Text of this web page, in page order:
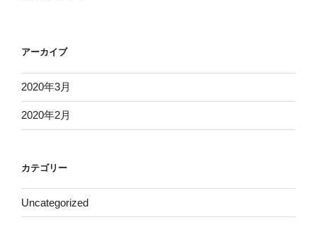
アーカイブ
2020年3月
2020年2月
カテゴリー
Uncategorized